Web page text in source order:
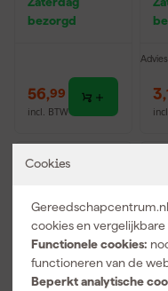
Cookies
cookies en
Functionele cookies:
functioneren van de
Beperkt analytische
bezorgd
56,99
incl. BTW
3,